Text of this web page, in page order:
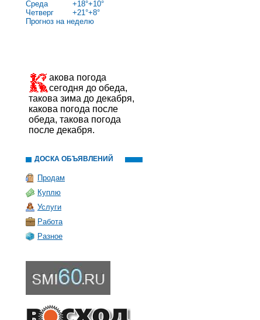
Среда
+18°+10°
Четверг
+21°+8°
Прогноз на неделю
акова погода
сегодня до обеда,
такова зима до декабря,
какова погода после
обеда, такова погода
после декабря.
ДОСКА ОБЪЯВЛЕНИЙ
Продам
Куплю
Услуги
Работа
Разное